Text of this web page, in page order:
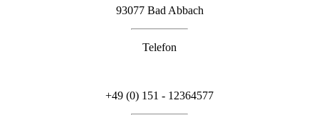
93077 Bad Abbach
Telefon
+49 (0) 151 - 12364577